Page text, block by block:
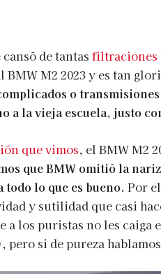
de tantas filtraciones
BMW M2 2023 y es tan
o
a la vieja escuela, justo
que vimos, el BMW M2
que BMW omitió la
todo lo que es bueno. Por
y sutilidad que casi
a los puristas no les
pero si de pureza